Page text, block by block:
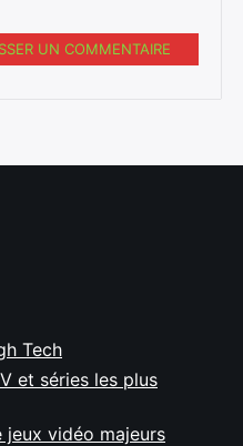
UN COMMENTAIRE
Tech
et séries les plus
jeux vidéo majeurs